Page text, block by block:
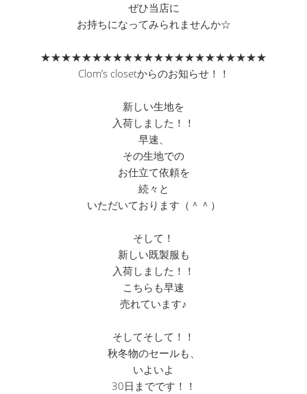
ぜひ当店に
お持ちになってみられませんか☆
★★★★★★★★★★★★★★★★★★★★★★
Clom’s closetからのお知らせ！！
新しい生地を
入荷しました！！
早速、
その生地での
お仕立て依頼を
続々と
いただいております（＾＾）
そして！
新しい既製服も
入荷しました！！
こちらも早速
売れています♪
そしてそして！！
秋冬物のセールも、
いよいよ
30日までです！！